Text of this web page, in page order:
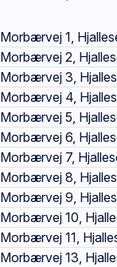
Offentlige
Morbærvej 1,
Morbærvej 2,
Morbærvej 3,
Morbærvej 4,
Morbærvej 5,
Morbærvej 6,
Morbærvej 7,
Morbærvej 8,
Morbærvej 9,
Morbærvej 10,
Morbærvej 11,
Morbærvej 13,